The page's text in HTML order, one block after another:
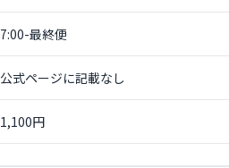
7:00-最終便
公式ページに記載なし
1,100円